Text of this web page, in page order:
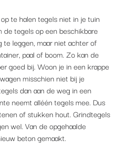
te halen tegels niet in je tuin
de tegels op een beschikbare
te leggen, maar niet achter of
paal of boom. Zo kan de
goed bij. Woon je in een krappe
misschien niet bij je
dan aan de weg in een
neemt alléén tegels mee. Dus
of stukken hout. Grindtegels
wel. Van de opgehaalde
beton gemaakt.